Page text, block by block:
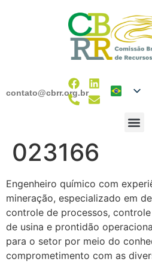
contato@cbrr.org.br
023166
Engenheiro químico com
mineração, especializado em
controle de processos,
de usina e prontidão
para o setor por meio do
comprometimento com as